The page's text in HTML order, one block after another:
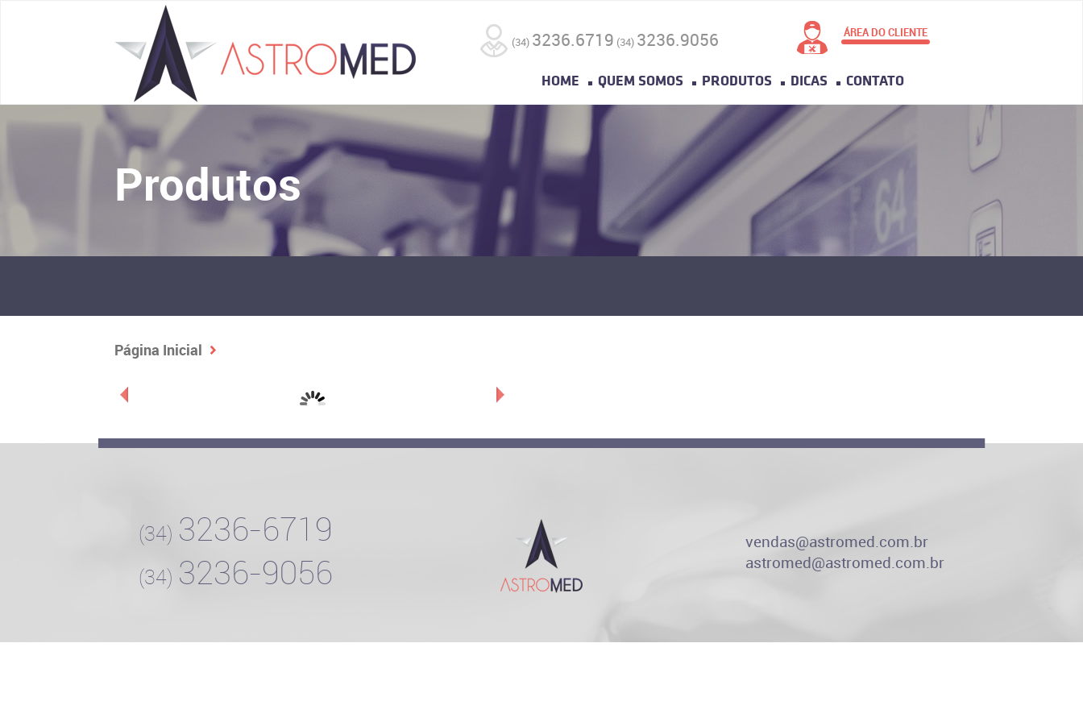
(34) 3236.6719 (34) 3236.9056 ÁREA DO CLIENTE
Usuário
Senha
HOME QUEM SOMOS PRODUTOS DICAS CONTATO
Produtos
Página Inicial
Especificações técnicas
(34) 3236-6719
(34) 3236-9056
vendas@astromed.com.br
astromed@astromed.com.br